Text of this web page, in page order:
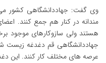
وی گفت: جهاددانشگاهی کشور
مندانه در کنار هم جمع کنند.
هستند ولی سازوکارهای موجود
جهاددانشگاهی قم دغدغه زیست
عرصه های مختلف کار کنند. این